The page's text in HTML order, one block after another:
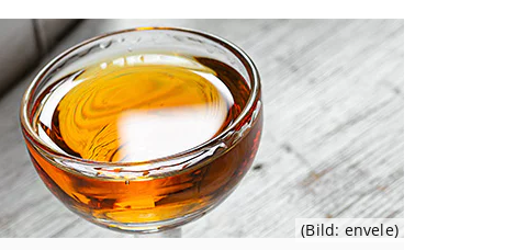
(Bild: envele)